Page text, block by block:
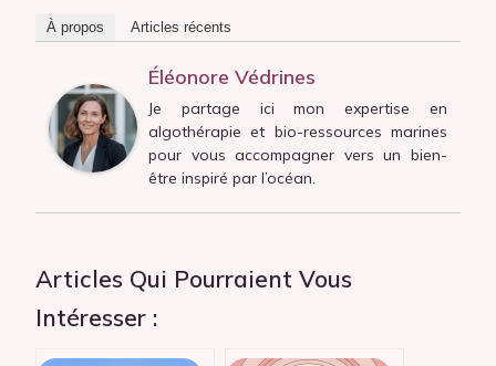
À propos Articles récents
Éléonore Védrines
Je partage ici mon expertise en
algothérapie et bio-ressources marines
pour vous accompagner vers un bien-
être inspiré par l’océan.
Articles Qui Pourraient Vous
Intéresser :